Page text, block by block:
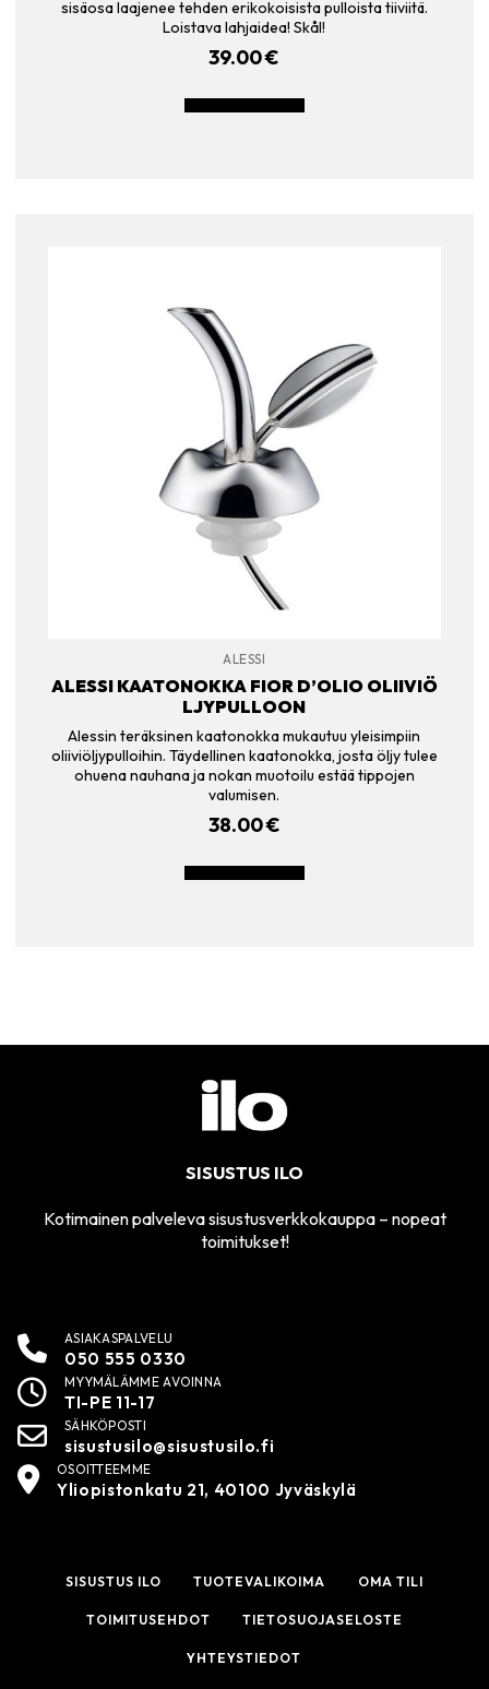
sisäosa laajenee tehden erikokoisista pulloista tiiviitä.
Loistava lahjaidea! Skål!
39.00€
ALESSI
ALESSI KAATONOKKA FIOR D’OLIO OLIIVIÖ
LJYPULLOON
Alessin teräksinen kaatonokka mukautuu yleisimpiin
oliiviöljypulloihin. Täydellinen kaatonokka, josta öljy tulee
ohuena nauhana ja nokan muotoilu estää tippojen
valumisen.
38.00€
SISUSTUS ILO
Kotimainen palveleva sisustusverkkokauppa – nopeat
toimitukset!
ASIAKASPALVELU
050 555 0330
MYYMÄLÄMME AVOINNA
TI-PE 11-17
SÄHKÖPOSTI
sisustusilo@sisustusilo.fi
OSOITTEEMME
Yliopistonkatu 21, 40100 Jyväskylä
SISUSTUS ILO TUOTEVALIKOIMA OMA TILI
TOIMITUSEHDOT TIETOSUOJASELOSTE
YHTEYSTIEDOT